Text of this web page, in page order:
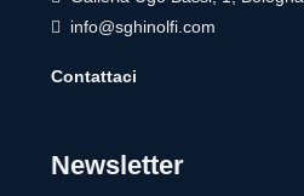
info@sghinolfi.com
Contattaci
Newsletter